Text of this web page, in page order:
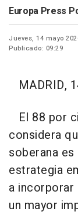
Europa Press
Jueves, 14 mayo
Publicado: 09:29
MADRID,
El 88 por
considera
soberana
estrategia
a incorporar
un mayor